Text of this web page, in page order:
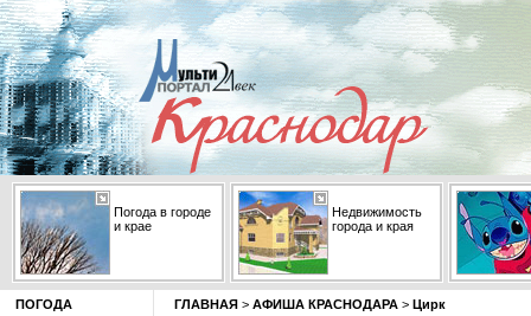
Погода в городе
и крае
Недвижимость
города и края
ПОГОДА
ГЛАВНАЯ > АФИША КРАСНОДАРА > Цирк